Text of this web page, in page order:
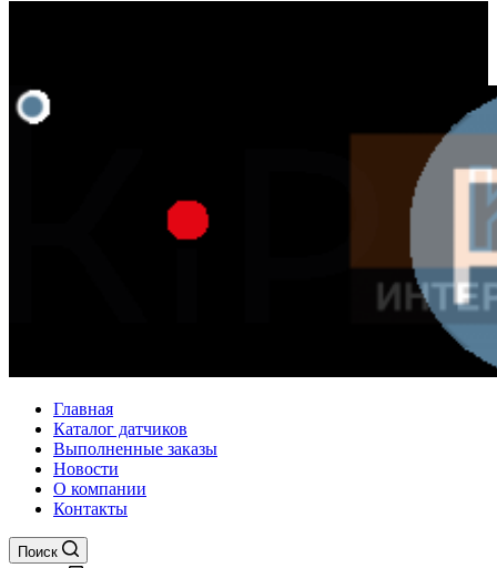
Главная
Каталог датчиков
Выполненные заказы
Новости
О компании
Контакты
Поиск